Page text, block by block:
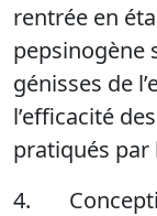
rentrée en
pepsinogène
génisses de
l’efficacité
pratiqués par
4.